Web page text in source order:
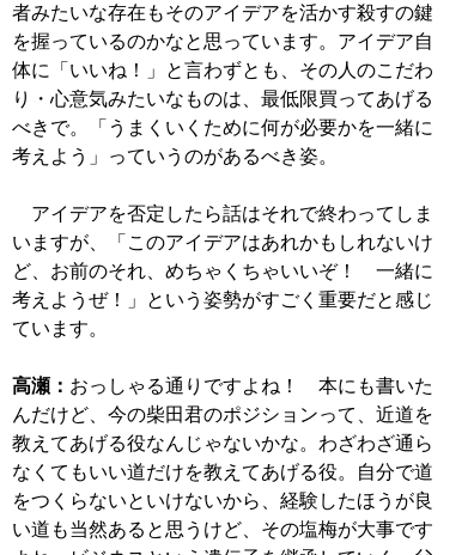
者みたいな存在もそのアイデアを活かす殺すの鍵
を握っているのかなと思っています。アイデア自
体に「いいね！」と言わずとも、その人のこだわ
り・心意気みたいなものは、最低限買ってあげる
べきで。「うまくいくために何が必要かを一緒に
考えよう」っていうのがあるべき姿。
アイデアを否定したら話はそれで終わってしま
いますが、「このアイデアはあれかもしれないけ
ど、お前のそれ、めちゃくちゃいいぞ！ 一緒に
考えようぜ！」という姿勢がすごく重要だと感じ
ています。
高瀬： おっしゃる通りですよね！ 本にも書いた
んだけど、今の柴田君のポジションって、近道を
教えてあげる役なんじゃないかな。わざわざ通ら
なくてもいい道だけを教えてあげる役。自分で道
をつくらないといけないから、経験したほうが良
い道も当然あると思うけど、その塩梅が大事です